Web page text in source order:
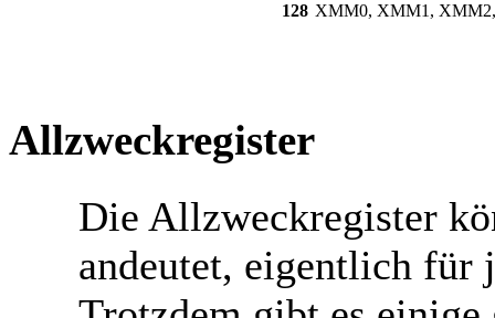
128 XMM0, XMM1,
Allzweckregister
Die Allzweckregister
andeutet, eigentlich für